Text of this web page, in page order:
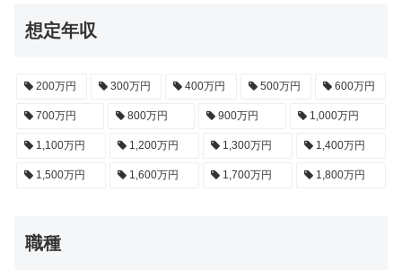
想定年収
200万円 300万円 400万円 500万円 600万円
700万円 800万円 900万円 1,000万円
1,100万円 1,200万円 1,300万円 1,400万円
1,500万円 1,600万円 1,700万円 1,800万円
職種